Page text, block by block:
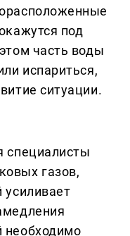
под
часть воды
испариться,
ситуации.
специалисты
газов,
усиливает
необходимо